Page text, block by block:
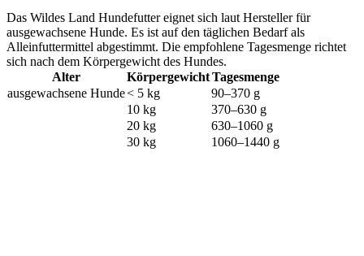
Das Wildes Land Hundefutter eignet sich laut Hersteller für
ausgewachsene Hunde. Es ist auf den täglichen Bedarf als
Alleinfuttermittel abgestimmt. Die empfohlene Tagesmenge richtet
sich nach dem Körpergewicht des Hundes.
Alter
KörpergewichtTagesmenge
ausgewachsene Hunde< 5 kg
90–370 g
10 kg
370–630 g
20 kg
630–1060 g
30 kg
1060–1440 g